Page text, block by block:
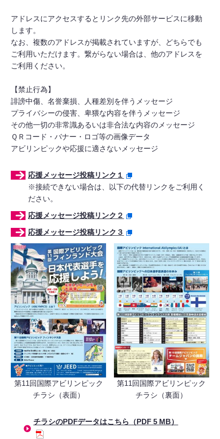
アドレスにアクセスするとリンク先の外部サービスに移動
します。
なお、複数のアドレスが掲載されていますが、どちらでも
ご利用いただけます。繋がらない場合は、他のアドレスを
ご利用ください。
【禁止行為】
誹謗中傷、名誉棄損、人種差別を伴うメッセージ
プライバシーの侵害、卑猥な内容を伴うメッセージ
その他一切の非常識あるいは非合法な内容のメッセージ
ＱＲコード・バナー・ロゴ等の画像データ
アビリンピックや応援に適さないメッセージ
応援メッセージ投稿リンク１
※接続できない場合は、以下の代替リンクをご利用く
ださい。
応援メッセージ投稿リンク２
応援メッセージ投稿リンク３
第11回国際アビリンピック
チラシ（表面）
第11回国際アビリンピック
チラシ（裏面）
チラシのPDFデータはこちら（PDF 5 MB）